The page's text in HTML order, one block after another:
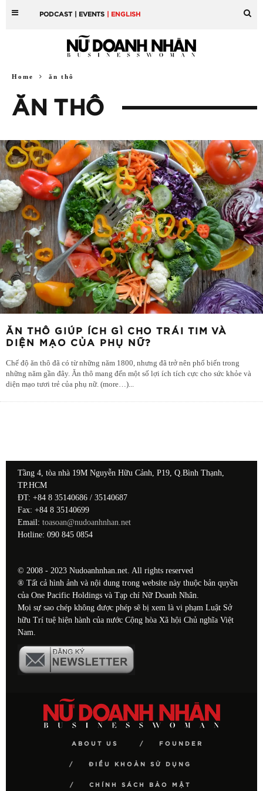
PODCAST | EVENTS | ENGLISH
Home ăn thô
ĂN THÔ
ĂN THÔ GIÚP ÍCH GÌ CHO TRÁI TIM VÀ
DIỆN MẠO CỦA PHỤ NỮ?
Chế độ ăn thô đã có từ những năm 1800, nhưng đã trở nên phổ biến trong
những năm gần đây. Ăn thô mang đến một số lợi ích tích cực cho sức khỏe và
diện mạo tươi trẻ của phụ nữ. (more…)...
Tầng 4, tòa nhà 19M Nguyễn Hữu Cảnh, P19, Q.Bình Thạnh,
TP.HCM
ĐT: +84 8 35140686 / 35140687
Fax: +84 8 35140699
Email: toasoan@nudoanhnhan.net
Hotline: 090 845 0854
© 2008 - 2023 Nudoanhnhan.net. All rights reserved
® Tất cả hình ảnh và nội dung trong website này thuộc bản quyền
của One Pacific Holdings và Tạp chí Nữ Doanh Nhân.
Mọi sự sao chép không được phép sẽ bị xem là vi phạm Luật Sở
hữu Trí tuệ hiện hành của nước Cộng hòa Xã hội Chủ nghĩa Việt
Nam.
ABOUT US FOUNDER
ĐIỀU KHOẢN SỬ DỤNG
CHÍNH SÁCH BẢO MẬT